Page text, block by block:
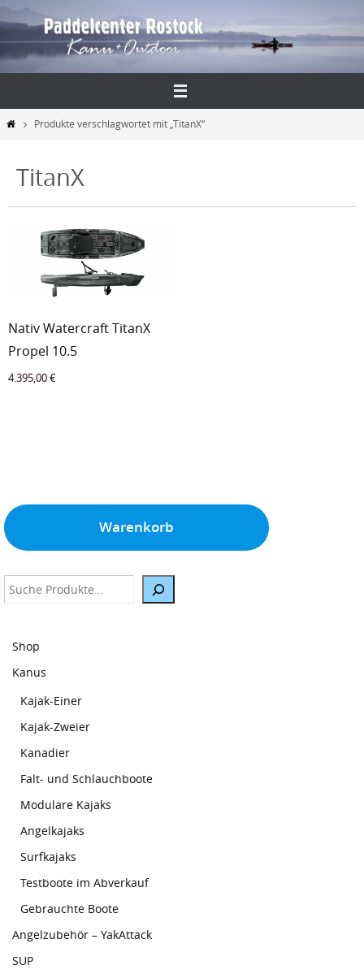
Inhalt
springen
StartProdukte verschlagwortet mit „TitanX“
TitanX
Nativ Watercraft TitanX
Propel 10.5
4.395,00€
Warenkorb
Suche
Shop
Kanus
Kajak-Einer
Kajak-Zweier
Kanadier
Falt- und Schlauchboote
Modulare Kajaks
Angelkajaks
Surfkajaks
Testboote im Abverkauf
Gebrauchte Boote
Angelzubehör – YakAttack
SUP